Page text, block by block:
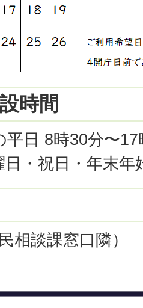
時間
平日 8時30分〜17
日・祝日・年末
相談課窓口隣）